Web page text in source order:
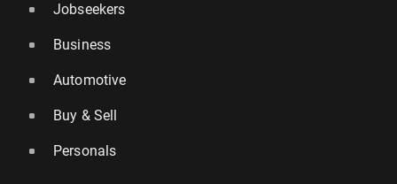
Jobseekers
Business
Automotive
Buy & Sell
Personals